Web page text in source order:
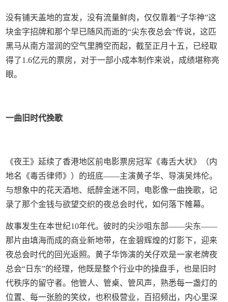
没有铺天盖地的宣发，没有流量鲜肉，仅仅靠着“子华神”这
块金字招牌和那个早已随风而逝的“尖东夜总会”传说，这匹
黑马从南方湿润的空气里腾空而起，截至正月十五，已经取
得了1.6亿元的票房，对于一部小成本制作来说，成绩堪称亮
眼。
一曲旧时代挽歌
《夜王》延续了香港地区前电影票房冠军《毒舌大状》（内
地名《毒舌律师》）的班底——主演黄子华、导演吴炜伦。
与想象中的花天酒地、纸醉金迷不同，电影像一曲挽歌，记
录了那个金钱与欲望交织的夜总会时代，如何落下帷幕。
故事发生在本世纪10年代。彼时的尖沙咀东部——尖东——
那片由填海而成的商业新地带，在金碧辉煌的灯影下，迎来
夜总会时代的回光返照。黄子华饰演的关仔欢是一家老牌夜
总会“日东”的经理，他既是整个行业中的操盘手，也是旧时
代秩序的留守者。他管人、管桌、管风声，熟悉每一盏灯的
位置、每一张脸的笑纹，也积极营业，百招频出，内心里深